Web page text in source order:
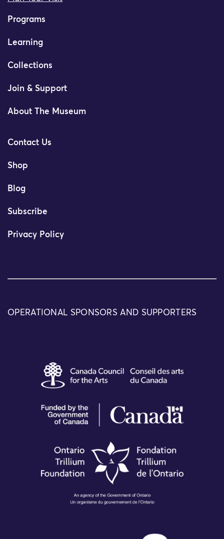
Programs
Learning
Collections
Join & Support
About The Museum
Contact Us
Shop
Blog
Subscribe
Privacy Policy
OPERATIONAL SPONSORS AND SUPPORTERS